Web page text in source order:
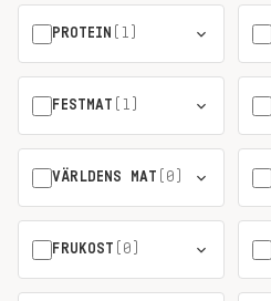
PROTEIN (1)
FESTMAT (1)
VÄRLDENS MAT (0)
FRUKOST (0)